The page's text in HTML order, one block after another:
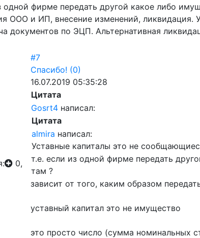
одной фирме передать другой какое либо
ООО и ИП, внесение изменений,
документов по ЭЦП. Альтернативная
0,
#7
Спасибо! (0)
16.07.2019 05:35:28
Цитата
Gosrt4 написал:
Цитата
almira написал:
Уставные капиталы это не
т.е. если из одной фирме передать
там ?
зависит от того, каким образом
уставный капитал это не имущество
это просто число (сумма номинальных